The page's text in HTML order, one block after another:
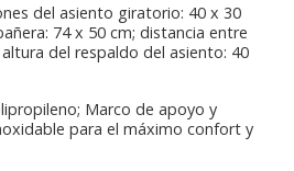
del asiento giratorio: 40 x 30
74 x 50 cm; distancia entre
del respaldo del asiento: 40
Marco de apoyo y
para el máximo confort y